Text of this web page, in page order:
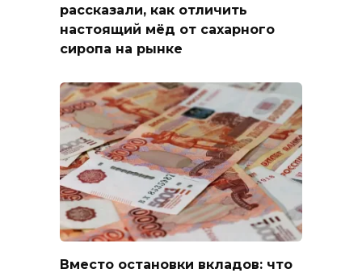
рассказали, как отличить
настоящий мёд от сахарного
сиропа на рынке
Вместо остановки вкладов: что